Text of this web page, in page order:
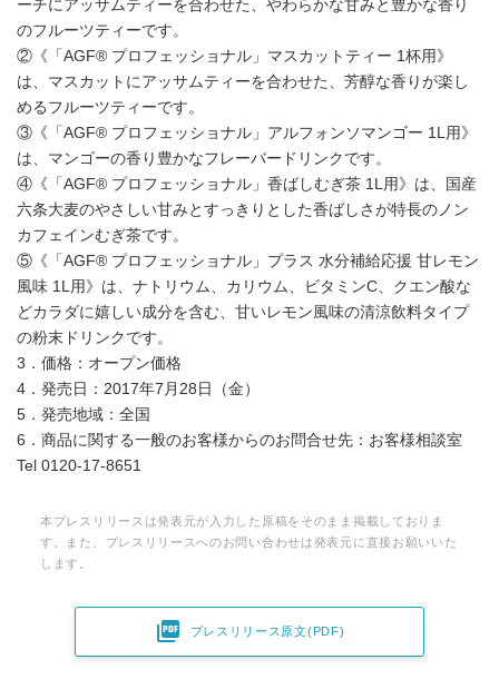
ーチにアッサムティーを合わせた、やわらかな甘みと豊かな香り
のフルーツティーです。
②《「AGF® プロフェッショナル」マスカットティー 1杯用》
は、マスカットにアッサムティーを合わせた、芳醇な香りが楽し
めるフルーツティーです。
③《「AGF® プロフェッショナル」アルフォンソマンゴー 1L用》
は、マンゴーの香り豊かなフレーバードリンクです。
④《「AGF® プロフェッショナル」香ばしむぎ茶 1L用》は、国産
六条大麦のやさしい甘みとすっきりとした香ばしさが特長のノン
カフェインむぎ茶です。
⑤《「AGF® プロフェッショナル」プラス 水分補給応援 甘レモン
風味 1L用》は、ナトリウム、カリウム、ビタミンC、クエン酸な
どカラダに嬉しい成分を含む、甘いレモン風味の清涼飲料タイプ
の粉末ドリンクです。
3．価格：オープン価格
4．発売日：2017年7月28日（金）
5．発売地域：全国
6．商品に関する一般のお客様からのお問合せ先：お客様相談室
Tel 0120-17-8651
本プレスリリースは発表元が入力した原稿をそのまま掲載しておりま
す。また、プレスリリースへのお問い合わせは発表元に直接お願いいた
します。
 プレスリリース原文(PDF)